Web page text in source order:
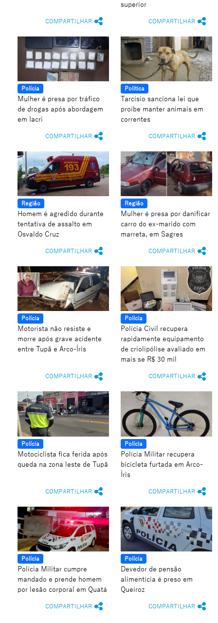
COMPARTILHAR
superior
COMPARTILHAR
Polícia
Mulher é presa por tráfico
de drogas após abordagem
em Iacri
COMPARTILHAR
Política
Tarcísio sanciona lei que
proíbe manter animais em
correntes
COMPARTILHAR
Região
Homem é agredido durante
tentativa de assalto em
Osvaldo Cruz
COMPARTILHAR
Região
Mulher é presa por danificar
carro do ex-marido com
marreta, em Sagres
COMPARTILHAR
Polícia
Motorista não resiste e
morre após grave acidente
entre Tupã e Arco-Íris
COMPARTILHAR
Polícia
Polícia Civil recupera
rapidamente equipamento
de criolipólise avaliado em
mais se R$ 30 mil
COMPARTILHAR
Polícia
Motociclista fica ferida após
queda na zona leste de Tupã
COMPARTILHAR
Polícia
Polícia Militar recupera
bicicleta furtada em Arco-
Íris
COMPARTILHAR
Polícia
Polícia Militar cumpre
mandado e prende homem
por lesão corporal em Quatá
COMPARTILHAR
Polícia
Devedor de pensão
alimentícia é preso em
Queiroz
COMPARTILHAR